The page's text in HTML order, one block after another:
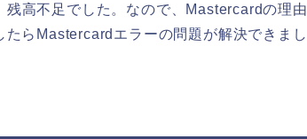
高不足でした。なので、Mastercardの理由
らMastercardエラーの問題が解決できまし